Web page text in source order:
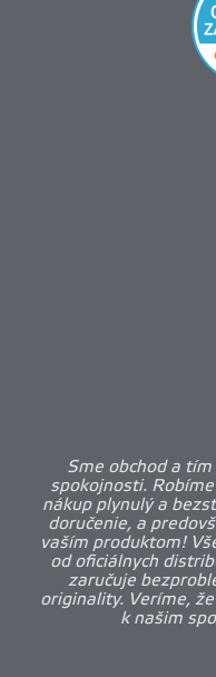
Sme obchod a
spokojnosti.
nákup plynulý a
doručenie, a
vaším produktom!
od oficiálnych
zaručuje
originality. Veríme,
k našim